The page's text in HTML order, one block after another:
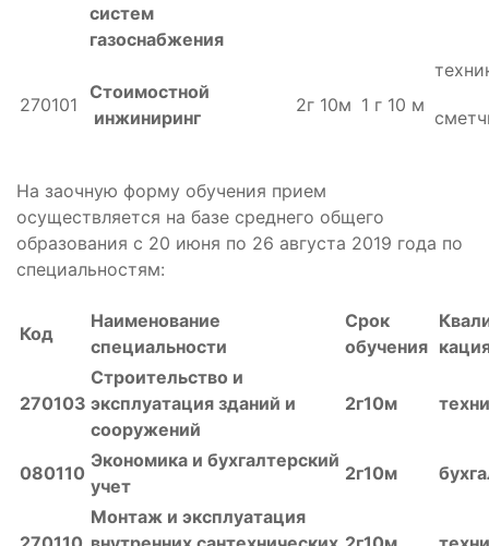
систем
газоснабжения
270101
Стоимостной
инжиниринг
2г 10м 1 г 10 м
На заочную форму обучения прием
осуществляется на базе среднего общего
образования с 20 июня по 26 августа 2019 года по
специальностям:
Код
Наименование
специальности
Срок
обучения
270103
Строительство и
эксплуатация зданий и
сооружений
2г10м
080110
Экономика и бухгалтерский
учет
2г10м
Монтаж и эксплуатация